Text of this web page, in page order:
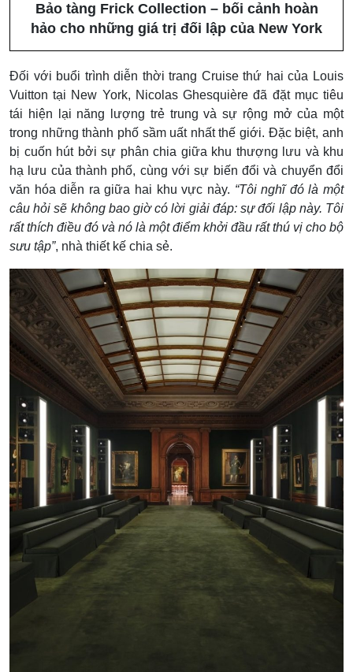
Bảo tàng Frick Collection – bối cảnh hoàn
hảo cho những giá trị đối lập của New York
Đối với buổi trình diễn thời trang Cruise thứ hai của Louis
Vuitton tại New York, Nicolas Ghesquière đã đặt mục tiêu
tái hiện lại năng lượng trẻ trung và sự rộng mở của một
trong những thành phố sầm uất nhất thế giới. Đặc biệt, anh
bị cuốn hút bởi sự phân chia giữa khu thượng lưu và khu
hạ lưu của thành phố, cùng với sự biến đổi và chuyển đổi
văn hóa diễn ra giữa hai khu vực này. “Tôi nghĩ đó là một
câu hỏi sẽ không bao giờ có lời giải đáp: sự đối lập này. Tôi
rất thích điều đó và nó là một điểm khởi đầu rất thú vị cho bộ
sưu tập”, nhà thiết kế chia sẻ.